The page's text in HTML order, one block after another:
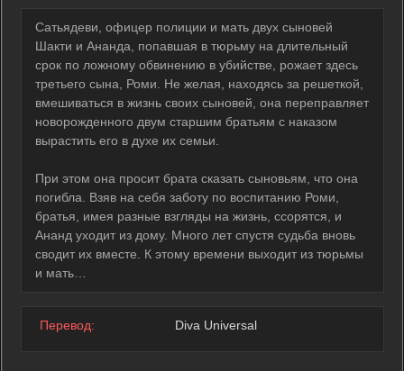
Сатьядеви, офицер полиции и мать двух сыновей
Шакти и Ананда, попавшая в тюрьму на длительный
срок по ложному обвинению в убийстве, рожает здесь
третьего сына, Роми. Не желая, находясь за решеткой,
вмешиваться в жизнь своих сыновей, она переправляет
новорожденного двум старшим братьям с наказом
вырастить его в духе их семьи.
При этом она просит брата сказать сыновьям, что она
погибла. Взяв на себя заботу по воспитанию Роми,
братья, имея разные взгляды на жизнь, ссорятся, и
Ананд уходит из дому. Много лет спустя судьба вновь
сводит их вместе. К этому времени выходит из тюрьмы
и мать…
Перевод: Diva Universal